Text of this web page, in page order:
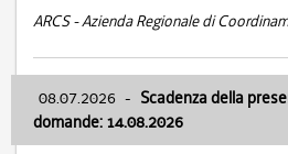
ARCS - Azienda Regionale di
08.07.2026 - Scadenza della
domande: 14.08.2026